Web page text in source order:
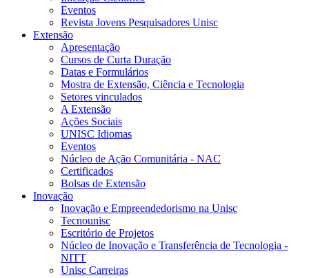
Eventos
Revista Jovens Pesquisadores Unisc
Extensão
Apresentação
Cursos de Curta Duração
Datas e Formulários
Mostra de Extensão, Ciência e Tecnologia
Setores vinculados
A Extensão
Ações Sociais
UNISC Idiomas
Eventos
Núcleo de Ação Comunitária - NAC
Certificados
Bolsas de Extensão
Inovação
Inovação e Empreendedorismo na Unisc
Tecnounisc
Escritório de Projetos
Núcleo de Inovação e Transferência de Tecnologia -
NITT
Unisc Carreiras